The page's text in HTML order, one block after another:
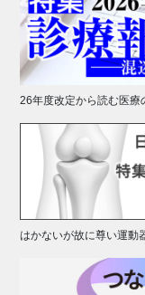
26年度改定から読む医療
はかないが故に尊い運動